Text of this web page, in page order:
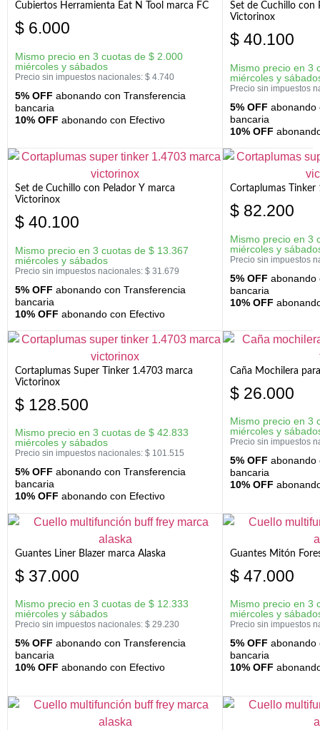
Cubiertos Herramienta Eat N Tool marca FC
$ 6.000
Mismo precio en 3 cuotas de $ 2.000
miércoles y sábados
Precio sin impuestos nacionales: $ 4.740
5% OFF abonando con Transferencia
bancaria
10% OFF abonando con Efectivo
Set de Cuchillo con
Victorinox
$ 40.100
Mismo precio en 3
miércoles y
Precio sin impuestos
5% OFF abonando
bancaria
10% OFF
Set de Cuchillo con Pelador Y marca
Victorinox
$ 40.100
Mismo precio en 3 cuotas de $ 13.367
miércoles y sábados
Precio sin impuestos nacionales: $ 31.679
5% OFF abonando con Transferencia
bancaria
10% OFF abonando con Efectivo
Cortaplumas
$ 82.200
Mismo precio en 3
miércoles y
Precio sin impuestos
5% OFF abonando
bancaria
10% OFF
Cortaplumas Super Tinker 1.4703 marca
Victorinox
$ 128.500
Mismo precio en 3 cuotas de $ 42.833
miércoles y sábados
Precio sin impuestos nacionales: $ 101.515
5% OFF abonando con Transferencia
bancaria
10% OFF abonando con Efectivo
Caña Mochilera
$ 26.000
Mismo precio en 3
miércoles y
Precio sin impuestos
5% OFF abonando
bancaria
10% OFF
Guantes Liner Blazer marca Alaska
$ 37.000
Mismo precio en 3 cuotas de $ 12.333
miércoles y sábados
Precio sin impuestos nacionales: $ 29.230
5% OFF abonando con Transferencia
bancaria
10% OFF abonando con Efectivo
Guantes Mitón
$ 47.000
Mismo precio en 3
miércoles y
Precio sin impuestos
5% OFF abonando
bancaria
10% OFF